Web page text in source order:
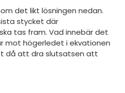
det likt lösningen nedan.
stycket där
tas fram. Vad innebär det
mot högerledet i ekvationen
då att dra slutsatsen att
Flervariabelanalys
Linjär Algebra
Sannolikhet och Statistik
Diskret matematik